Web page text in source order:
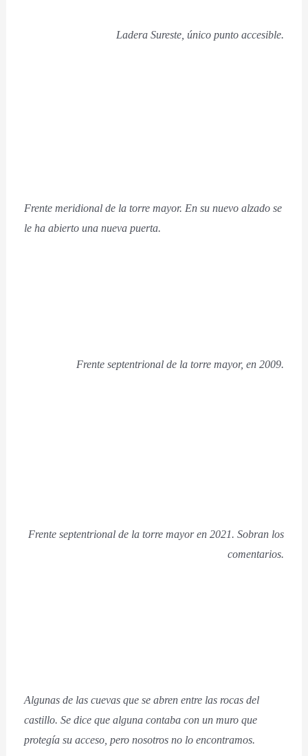
Ladera Sureste, único punto accesible.
Frente meridional de la torre mayor. En su nuevo alzado se
le ha abierto una nueva puerta.
Frente septentrional de la torre mayor, en 2009.
Frente septentrional de la torre mayor en 2021. Sobran los
comentarios.
Algunas de las cuevas que se abren entre las rocas del
castillo. Se dice que alguna contaba con un muro que
protegía su acceso, pero nosotros no lo encontramos.